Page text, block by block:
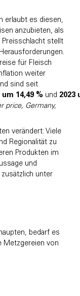
erlaubt es diesen,
anzubieten, als
stellt
für Fleisch
weiter
sind seit
um 14,49 % und 2023
price, Germany,
verändert: Viele
Regionalität zu
Produkten im
und
unter
bedarf es
Metzgereien von